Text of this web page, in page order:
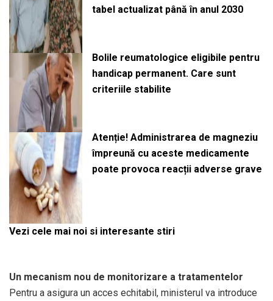
tabel actualizat până în anul 2030
Bolile reumatologice eligibile pentru
handicap permanent. Care sunt
criteriile stabilite
Atenție! Administrarea de magneziu
împreună cu aceste medicamente
poate provoca reacții adverse grave
Vezi cele mai noi si interesante stiri
Un mecanism nou de monitorizare a tratamentelor
Pentru a asigura un acces echitabil, ministerul va introduce